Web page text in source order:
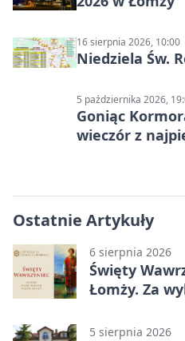
16 sierpnia 2026, 10:00
Niedziela Św.
5 października 2026,
Goniąc
wieczór z
Ostatnie Artykuły
6 sierpnia 2026
Święty
Łomży. Za
5 sierpnia 2026